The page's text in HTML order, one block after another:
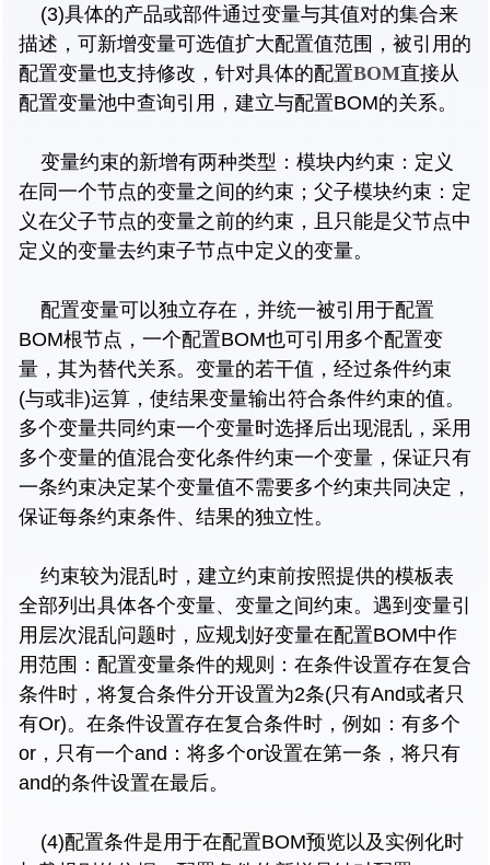
(3)具体的产品或部件通过变量与其值对的集合来
描述，可新增变量可选值扩大配置值范围，被引用的
配置变量也支持修改，针对具体的配置BOM直接从
配置变量池中查询引用，建立与配置BOM的关系。
变量约束的新增有两种类型：模块内约束：定义
在同一个节点的变量之间的约束；父子模块约束：定
义在父子节点的变量之前的约束，且只能是父节点中
定义的变量去约束子节点中定义的变量。
配置变量可以独立存在，并统一被引用于配置
BOM根节点，一个配置BOM也可引用多个配置变
量，其为替代关系。变量的若干值，经过条件约束
(与或非)运算，使结果变量输出符合条件约束的值。
多个变量共同约束一个变量时选择后出现混乱，采用
多个变量的值混合变化条件约束一个变量，保证只有
一条约束决定某个变量值不需要多个约束共同决定，
保证每条约束条件、结果的独立性。
约束较为混乱时，建立约束前按照提供的模板表
全部列出具体各个变量、变量之间约束。遇到变量引
用层次混乱问题时，应规划好变量在配置BOM中作
用范围：配置变量条件的规则：在条件设置存在复合
条件时，将复合条件分开设置为2条(只有And或者只
有Or)。在条件设置存在复合条件时，例如：有多个
or，只有一个and：将多个or设置在第一条，将只有
and的条件设置在最后。
(4)配置条件是用于在配置BOM预览以及实例化时